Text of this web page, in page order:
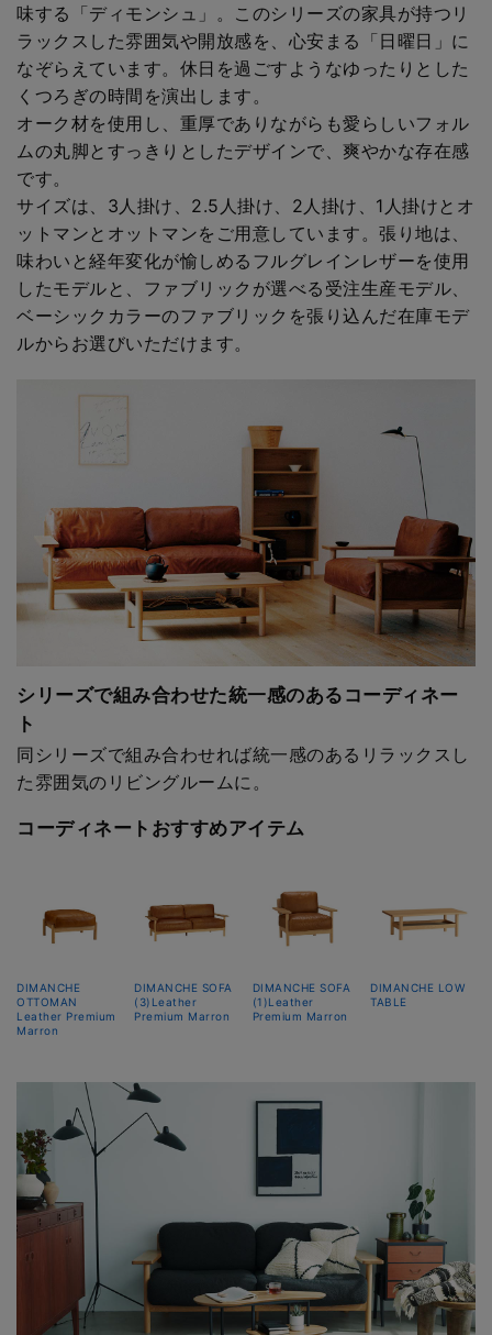
味する「ディモンシュ」。このシリーズの家具が持つリ
ラックスした雰囲気や開放感を、心安まる「日曜日」に
なぞらえています。休日を過ごすようなゆったりとした
くつろぎの時間を演出します。
オーク材を使用し、重厚でありながらも愛らしいフォル
ムの丸脚とすっきりとしたデザインで、爽やかな存在感
です。
サイズは、3人掛け、2.5人掛け、2人掛け、1人掛けとオ
ットマンとオットマンをご用意しています。張り地は、
味わいと経年変化が愉しめるフルグレインレザーを使用
したモデルと、ファブリックが選べる受注生産モデル、
ベーシックカラーのファブリックを張り込んだ在庫モデ
ルからお選びいただけます。
シリーズで組み合わせた統一感のあるコーディネー
ト
同シリーズで組み合わせれば統一感のあるリラックスし
た雰囲気のリビングルームに。
コーディネートおすすめアイテム
DIMANCHE
OTTOMAN
Leather Premium
Marron
DIMANCHE SOFA
(3)Leather
Premium Marron
DIMANCHE SOFA
(1)Leather
Premium Marron
DIMANCHE LOW
TABLE